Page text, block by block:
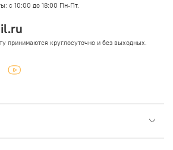
с 10:00 до 18:00 Пн-Пт.
принимаются круглосуточно и без выходных.